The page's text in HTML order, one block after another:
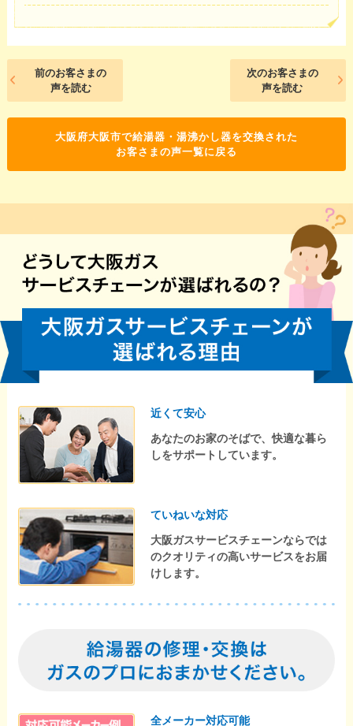
前のお客さまの
声を読む
次のお客さまの
声を読む
大阪府大阪市で給湯器・湯沸かし器を交換された
お客さまの声一覧に戻る
近くて安心
あなたのお家のそばで、快適な暮ら
しをサポートしています。
ていねいな対応
大阪ガスサービスチェーンならでは
のクオリティの高いサービスをお届
けします。
全メーカー対応可能